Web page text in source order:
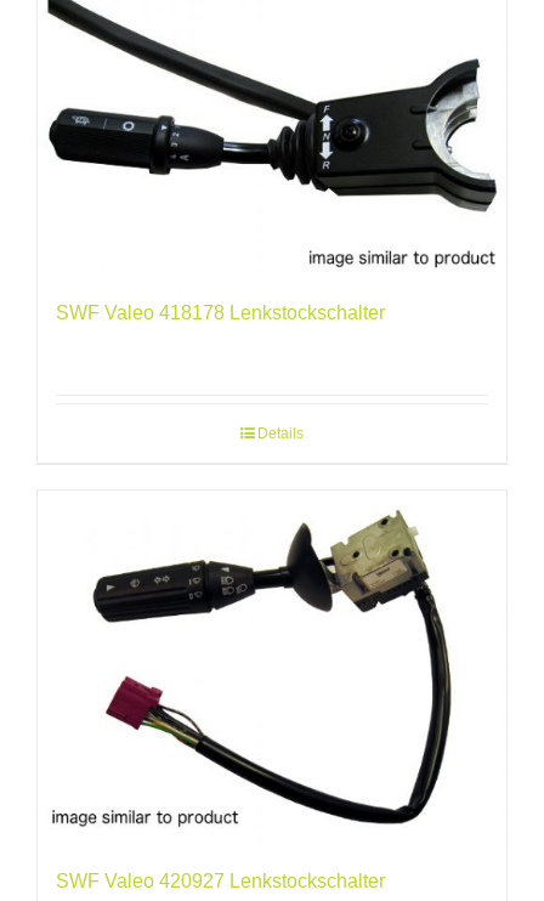
SWF Valeo 418178 Lenkstockschalter
Details
SWF Valeo 420927 Lenkstockschalter